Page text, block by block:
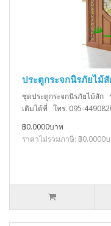
ประตูกระจกนิรภัยไม้
ชุดประตูกระจกนิรภัยไม้สัก
เติมได้ที่ โทร. 095-
฿0.0000บาท
ราคาไม่รวมภาษี: ฿0.0000